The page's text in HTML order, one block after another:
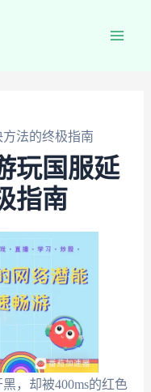
法的终极指南
玩国服延
指南
，却被400ms的红色